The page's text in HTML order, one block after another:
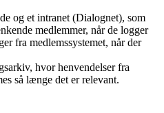
og et intranet (Dialognet), som
medlemmer, når de logger
fra medlemssystemet, når der
hvor henvendelser fra
så længe det er relevant.